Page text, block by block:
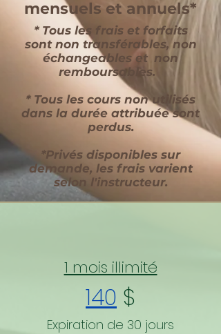
mensuels et annuels*
* Tous les frais et forfaits
sont non transférables, non
échangeables et non
remboursables.
* Tous les cours non utilisés
dans la durée attribuée sont
perdus.
*Privés disponibles sur
demande, les frais varient
selon l'instructeur.
1 mois illimité
140 $
Expiration de 30 jours